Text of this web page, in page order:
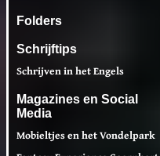
Folders
Schrijftips
Schrijven in het Engels
Magazines en Social
Media
Mobieltjes en het Vondelpark